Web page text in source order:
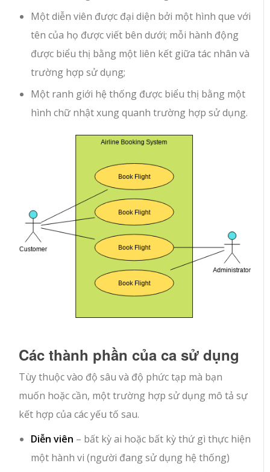
Một diễn viên được đại diện bởi một hình que với
tên của họ được viết bên dưới; mỗi hành động
được biểu thị bằng một liên kết giữa tác nhân và
trường hợp sử dụng;
Một ranh giới hệ thống được biểu thị bằng một
hình chữ nhật xung quanh trường hợp sử dụng.
Các thành phần của ca sử dụng
Tùy thuộc vào độ sâu và độ phức tạp mà bạn
muốn hoặc cần, một trường hợp sử dụng mô tả sự
kết hợp của các yếu tố sau.
Diễn viên – bất kỳ ai hoặc bất kỳ thứ gì thực hiện
một hành vi (người đang sử dụng hệ thống)